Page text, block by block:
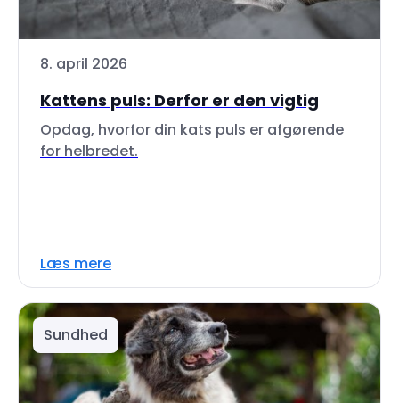
8. april 2026
Kattens puls: Derfor er den vigtig
Opdag, hvorfor din kats puls er afgørende
for helbredet.
Læs mere
Sundhed